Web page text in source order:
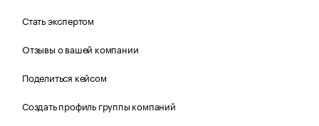
Стать экспертом
Отзывы о вашей компании
Поделиться кейсом
Создать профиль группы компаний